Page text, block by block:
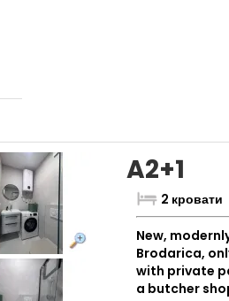
A2+1
2 кровати
New,
Brodarica,
with private
a butcher